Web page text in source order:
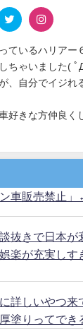
ているハリアー
ちゃいました( ﾟ
、自分でイジれ
好きな方仲良く
ン車販売禁止
抜きで日本が
楽が充実しす
詳しいやつ来
塗りってでき